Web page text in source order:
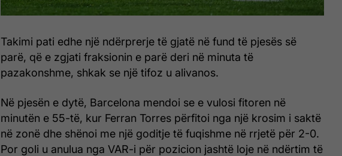
Takimi pati edhe një ndërprerje të gjatë në fund të pjesës së
parë, që e zgjati fraksionin e parë deri në minuta të
pazakonshme, shkak se një tifoz u alivanos.
Në pjesën e dytë, Barcelona mendoi se e vulosi fitoren në
minutën e 55-të, kur Ferran Torres përfitoi nga një krosim i saktë
në zonë dhe shënoi me një goditje të fuqishme në rrjetë për 2-0.
Por goli u anulua nga VAR-i për pozicion jashtë loje në ndërtim të